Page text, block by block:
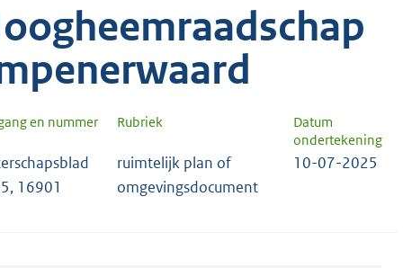
en nummer Rubriek
Datum
ondertekening
16901
ruimtelijk plan of
omgevingsdocument
10-07-2025